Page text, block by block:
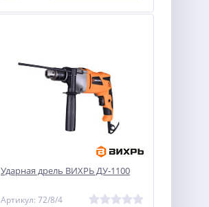
Ударная дрель ВИХРЬ ДУ-1100
Артикул: 72/8/4